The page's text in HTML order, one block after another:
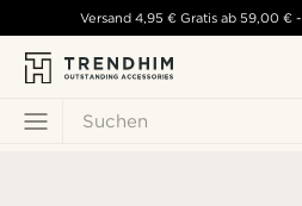
Suchen
Versand 4,95 € Gratis ab 59,00 € -